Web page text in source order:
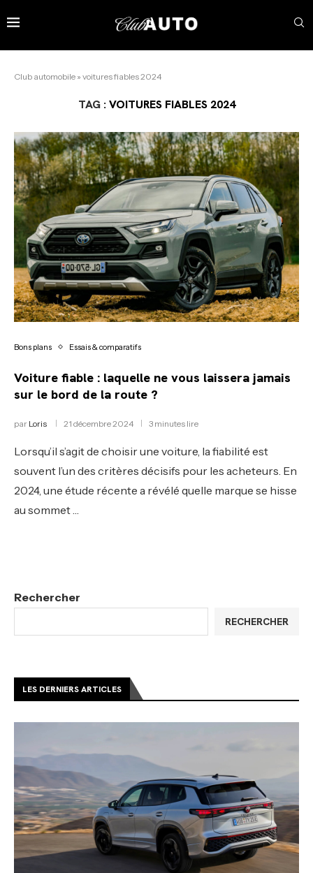
Club automobile » voitures fiables 2024
TAG :VOITURES FIABLES 2024
Bons plans Essais & comparatifs
Voiture fiable : laquelle ne vous laissera jamais
sur le bord de la route ?
par Loris 21 décembre 2024 3 minutes lire
Lorsqu’il s’agit de choisir une voiture, la fiabilité est
souvent l’un des critères décisifs pour les acheteurs. En
2024, une étude récente a révélé quelle marque se hisse
au sommet …
Rechercher
RECHERCHER
LES DERNIERS ARTICLES